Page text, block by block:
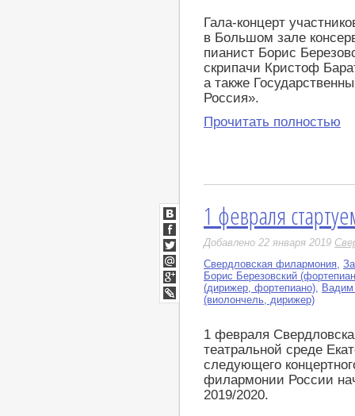
Гала-концерт
в Большом зале
пианист Борис
скрипачи Кристоф
а также
Россия».
Прочитать полностью
1 февраля
Добавлено 22 января 2019
Свердловская филармония
Борис Березовский
(дирижер, фортепиано)
Вадим
(виолончель, дирижер)
1 февраля
театральной среде
следующего
филармонии России
2019/2020.
ВКонтакте
Facebook
Twitter
Мой
Мир
Google+
LiveJournal